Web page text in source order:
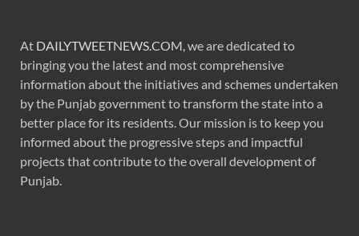
At DAILYTWEETNEWS.COM, we are dedicated to
bringing you the latest and most comprehensive
information about the initiatives and schemes undertaken
by the Punjab government to transform the state into a
better place for its residents. Our mission is to keep you
informed about the progressive steps and impactful
projects that contribute to the overall development of
Punjab.